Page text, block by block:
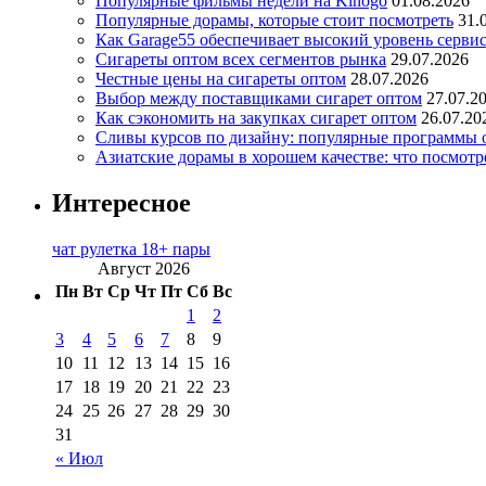
Популярные дорамы, которые стоит посмотреть
Как Garage55 обеспечивает высокий уровень
Сигареты оптом всех сегментов рынка 29.07.2026
Честные цены на сигареты оптом 28.07.2026
Выбор между поставщиками сигарет оптом
Как сэкономить на закупках сигарет оптом
Сливы курсов по дизайну: популярные программы
Азиатские дорамы в хорошем качестве: что
Интересное
чат рулетка 18+ пары
Август 2026
Пн Вт Ср Чт Пт Сб Вс
« Июл
1
2
3
4 5 6 7 8
9
10 11 12 13 14 15 16
17 18 19 20 21 22 23
24 25 26 27 28 29 30
31